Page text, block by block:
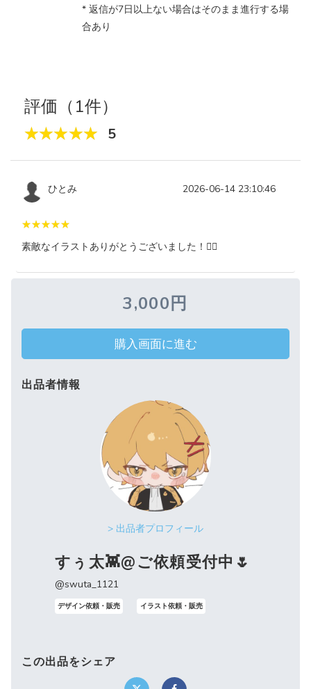
* 返信が7日以上ない場合はそのまま進行する場
合あり
評価（1件）
5
ひとみ 2026-06-14 23:10:46
素敵なイラストありがとうございました！🙇‍♀️
3,000円
購入画面に進む
出品者情報
> 出品者プロフィール
すぅ太👾@ご依頼受付中🌷
@swuta_1121
デザイン依頼・販売 イラスト依頼・販売
この出品をシェア